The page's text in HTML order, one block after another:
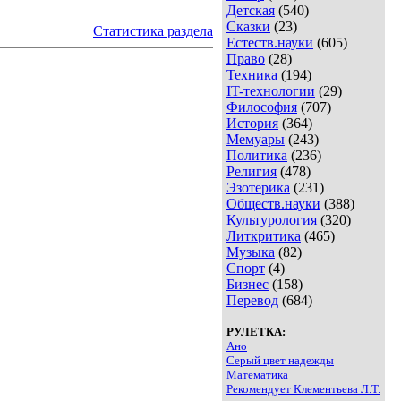
Детская (540)
Сказки (23)
Естеств.науки (605)
Право (28)
Техника (194)
IT-технологии (29)
Философия (707)
История (364)
Мемуары (243)
Политика (236)
Религия (478)
Эзотерика (231)
Обществ.науки (388)
Культурология (320)
Литкритика (465)
Музыка (82)
Спорт (4)
Бизнес (158)
Перевод (684)
РУЛЕТКА:
Ано
Серый цвет надежды
Математика
Рекомендует Клементьева Л.Т.
Статистика раздела